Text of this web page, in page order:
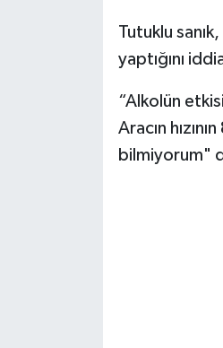
Tutuklu
yaptığını
“Alkolün
Aracın
bilmiyorum"